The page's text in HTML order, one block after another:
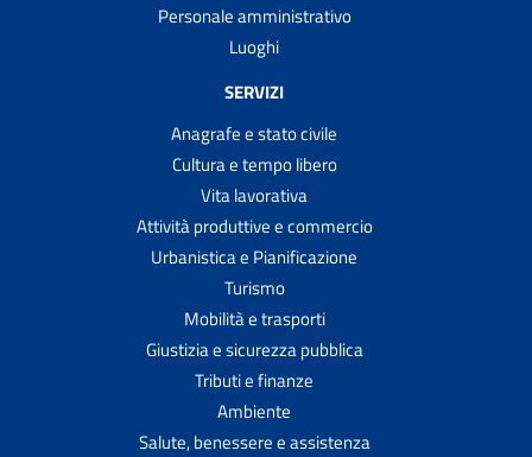
Personale amministrativo
Luoghi
SERVIZI
Anagrafe e stato civile
Cultura e tempo libero
Vita lavorativa
Attività produttive e commercio
Urbanistica e Pianificazione
Turismo
Mobilità e trasporti
Giustizia e sicurezza pubblica
Tributi e finanze
Ambiente
Salute, benessere e assistenza